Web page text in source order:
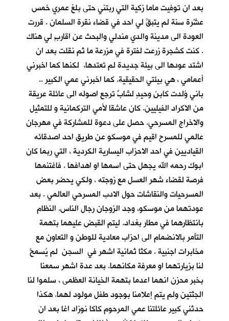
بعد ان توفيت ماما زكية التي ربتني حتى بلغ عمري خمس
عشْرة سنة لم يتبقَّ لي احد في قضاء نقرة السلمان . قررت
العودة الى مدينة والدي مندلي والبحث عن اقاربٍ لي هناك
. كنت كشجرة زرعت لفترة في مزرعة ما ثم نقلت بعد ان
اشتد عودها الى بيئة جديدة لم تعتدها، لكنها كما اخبرني
أعمامي ، هي بيئتي الحقيقية. كما اخبرني عمي الكبير ..
باني وُلدت كابنٍ وحيدٍ لشابٍّ ترجع اصوله الى عائلة عريقة
من الاكراد الفيليين. كان عاشقا لأمي التركمانية و للتمثيل
والاخراج المسرحي. حصل على دعوة للمشاركة في مهرجان
عالمي للمسرح اقيم في موسكو عن طريق احد اصدقائه
القياديين في احد الاحزاب اليسارية الكردية ، التي ربما كان
ابوك رحمه الله يجهل حتى اسمها او اهدافها . فاغتنمها
فرصة لقضاء شهر العسل مع زوجته . ولكي يحضر بعض
المسرحيات والنقاشات حول الادب المسرحي العالمي . بعد
عودتهما من موسكو، وجد الزوجان رجال الناس. النظام
بانتظارهما في مطار بغداد. ليتم القبض عليهما بتهمة
التآمر بالانضمام الى احزاب معادية للوطن و التعاون مع
مخابرات اجنبية . مكثا ثمانية اشهر في السجن لم يُسمحْ
لنا بزيارتهما او معرفة مكانهما. بعد عدة اشهر سمعنا
بخبر محزن انهما اعدما بتهمة الخيانة العظمى ، سلموا لنا
الجثتين ولم يتم إعلامنا بوجود طفل مولود لهما. هكذا
حدثني كبير عائلتنا عمي المرحوم كاكا نوزاد اغا بعد ان